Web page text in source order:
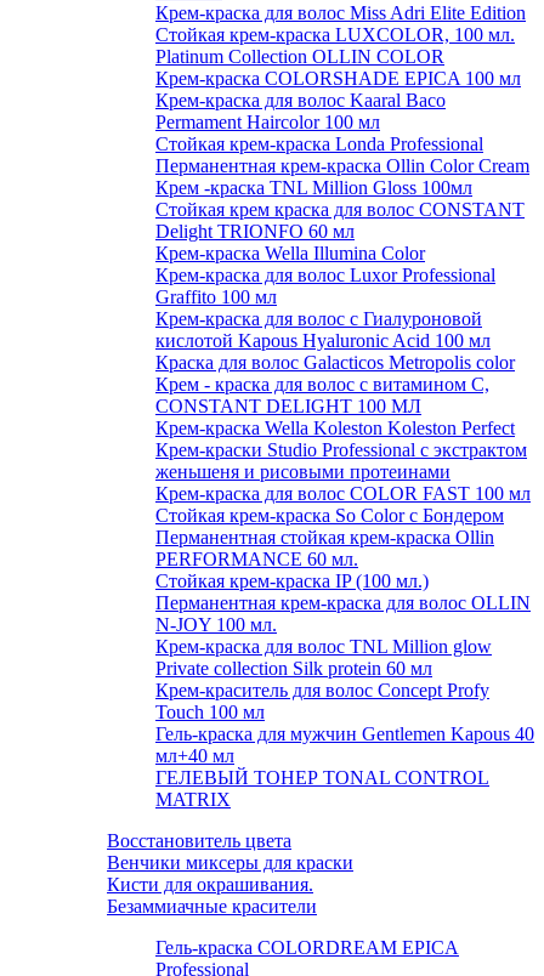
Крем-краска для волос Miss Adri Elite Edition
Стойкая крем-краска LUXCOLOR, 100 мл.
Platinum Collection OLLIN COLOR
Крем-краска COLORSHADE EPICA 100 мл
Крем-краска для волос Kaaral Baco
Permament Haircolor 100 мл
Стойкая крем-краска Londa Professional
Перманентная крем-краска Ollin Color Cream
Крем -краска TNL Million Gloss 100мл
Стойкая крем краска для волос CONSTANT
Delight TRIONFO 60 мл
Крем-краска Wella Illumina Color
Крем-краска для волос Luxor Professional
Graffito 100 мл
Крем-краска для волос с Гиалуроновой
кислотой Kapous Hyaluronic Acid 100 мл
Краска для волос Galacticos Metropolis color
Крем - краска для волос с витамином С,
CONSTANT DELIGHT 100 МЛ
Крем-краска Wella Koleston Koleston Perfect
Крем-краски Studio Professional с экстрактом
женьшеня и рисовыми протеинами
Крем-краска для волос COLOR FAST 100 мл
Стойкая крем-краска So Color с Бондером
Перманентная стойкая крем-краска Ollin
PERFORMANCE 60 мл.
Стойкая крем-краска IP (100 мл.)
Перманентная крем-краска для волос OLLIN
N-JOY 100 мл.
Крем-краска для волос TNL Million glow
Private collection Silk protein 60 мл
Крем-краситель для волос Concept Profy
Touch 100 мл
Гель-краска для мужчин Gentlemen Kapous 40
мл+40 мл
ГЕЛЕВЫЙ ТОНЕР TONAL CONTROL
MATRIX
Восстановитель цвета
Венчики миксеры для краски
Кисти для окрашивания.
Безаммиачные красители
Гель-краска COLORDREAM EPICA
Professional